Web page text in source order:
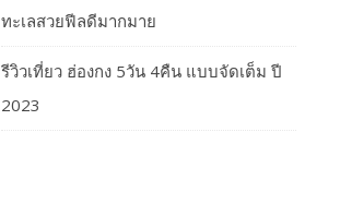
ทะเลสวยฟีลดีมากมาย
รีวิวเที่ยว ฮ่องกง 5วัน 4คืน แบบจัดเต็ม ปี
2023